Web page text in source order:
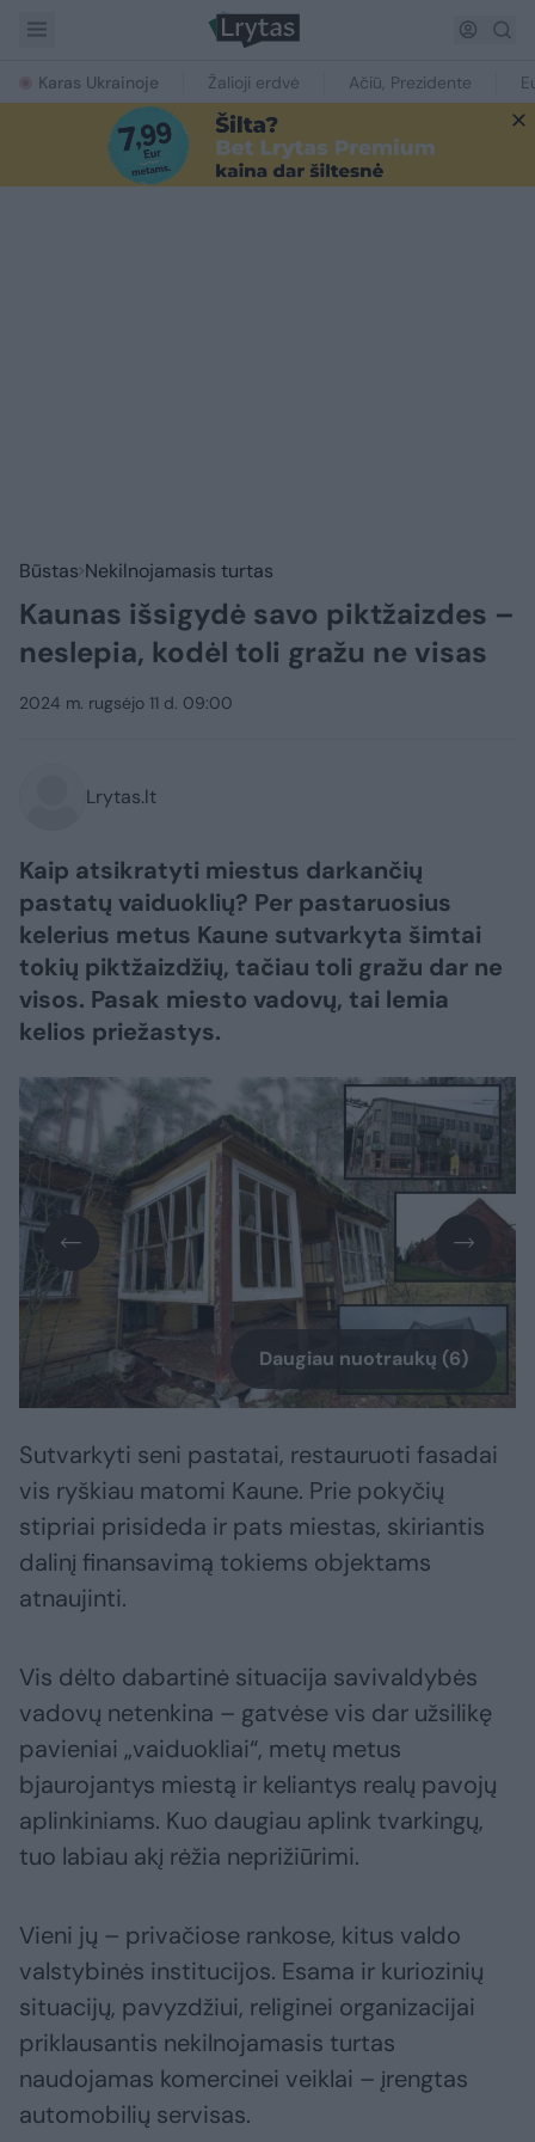
Karas Ukrainoje Žalioji erdvė Ačiū, Prezidente
Būstas Nekilnojamasis turtas
Kaunas išsigydė savo piktžaizdes –
neslepia, kodėl toli gražu ne visas
2024 m. rugsėjo 11 d. 09:00
Lrytas.lt
Kaip atsikratyti miestus darkančių
pastatų vaiduoklių? Per pastaruosius
kelerius metus Kaune sutvarkyta šimtai
tokių piktžaizdžių, tačiau toli gražu dar ne
visos. Pasak miesto vadovų, tai lemia
kelios priežastys.
Daugiau nuotraukų (6)
Sutvarkyti seni pastatai, restauruoti fasadai
vis ryškiau matomi Kaune. Prie pokyčių
stipriai prisideda ir pats miestas, skiriantis
dalinį finansavimą tokiems objektams
atnaujinti.
Vis dėlto dabartinė situacija savivaldybės
vadovų netenkina – gatvėse vis dar užsilikę
pavieniai „vaiduokliai“, metų metus
bjaurojantys miestą ir keliantys realų pavojų
aplinkiniams. Kuo daugiau aplink tvarkingų,
tuo labiau akį rėžia neprižiūrimi.
Vieni jų – privačiose rankose, kitus valdo
valstybinės institucijos. Esama ir kuriozinių
situacijų, pavyzdžiui, religinei organizacijai
priklausantis nekilnojamasis turtas
naudojamas komercinei veiklai – įrengtas
automobilių servisas.